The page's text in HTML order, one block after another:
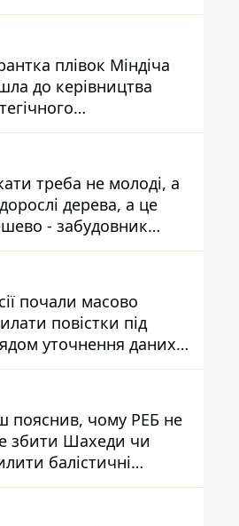
плівок Міндіча
до керівництва
-
в Енергоатомі та
заступницею
треба не молоді, а
дерева, а це
- забудовник
почали масово
повістки під
уточнення даних
контрактників
пояснив, чому РЕБ не
збити Шахеди чи
балістичні